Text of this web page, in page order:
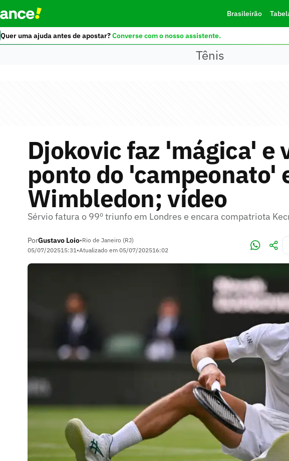
Brasileirão
Quer uma ajuda antes de apostar?Converse com o nosso assistente.
Tênis
Djokovic faz 'mágica' e
ponto do 'campeonato'
Wimbledon; vídeo
Sérvio fatura o 99º triunfo em Londres e encara compatriota
PorGustavo Loio•Rio de Janeiro (RJ)
05/07/202515:31•Atualizado em 05/07/202516:02